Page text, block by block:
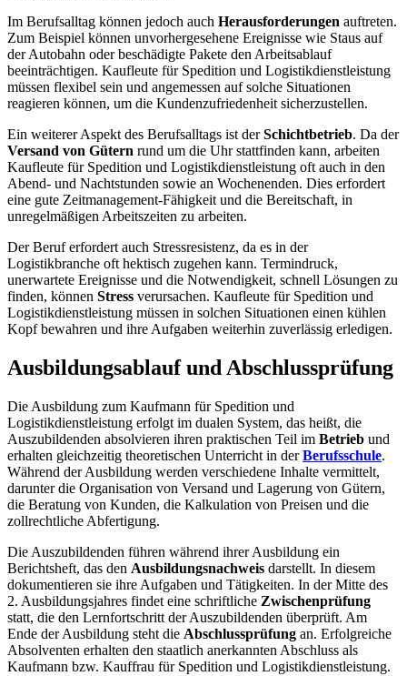
Im Berufsalltag können jedoch auch Herausforderungen auftreten.
Zum Beispiel können unvorhergesehene Ereignisse wie Staus auf
der Autobahn oder beschädigte Pakete den Arbeitsablauf
beeinträchtigen. Kaufleute für Spedition und Logistikdienstleistung
müssen flexibel sein und angemessen auf solche Situationen
reagieren können, um die Kundenzufriedenheit sicherzustellen.
Ein weiterer Aspekt des Berufsalltags ist derSchichtbetrieb. Da der
Versand von Gütern rund um die Uhr stattfinden kann, arbeiten
Kaufleute für Spedition und Logistikdienstleistung oft auch in den
Abend- und Nachtstunden sowie an Wochenenden. Dies erfordert
eine gute Zeitmanagement-Fähigkeit und die Bereitschaft, in
unregelmäßigen Arbeitszeiten zu arbeiten.
Der Beruf erfordert auch Stressresistenz, da es in der
Logistikbranche oft hektisch zugehen kann. Termindruck,
unerwartete Ereignisse und die Notwendigkeit, schnell Lösungen zu
finden, können Stress verursachen. Kaufleute für Spedition und
Logistikdienstleistung müssen in solchen Situationen einen kühlen
Kopf bewahren und ihre Aufgaben weiterhin zuverlässig erledigen.
Ausbildungsablauf und Abschlussprüfung
Die Ausbildung zum Kaufmann für Spedition und
Logistikdienstleistung erfolgt im dualen System, das heißt, die
Auszubildenden absolvieren ihren praktischen Teil im Betrieb und
erhalten gleichzeitig theoretischen Unterricht in derBerufsschule.
Während der Ausbildung werden verschiedene Inhalte vermittelt,
darunter die Organisation von Versand und Lagerung von Gütern,
die Beratung von Kunden, die Kalkulation von Preisen und die
zollrechtliche Abfertigung.
Die Auszubildenden führen während ihrer Ausbildung ein
Berichtsheft, das den Ausbildungsnachweis darstellt. In diesem
dokumentieren sie ihre Aufgaben und Tätigkeiten. In der Mitte des
2. Ausbildungsjahres findet eine schriftliche Zwischenprüfung
statt, die den Lernfortschritt der Auszubildenden überprüft. Am
Ende der Ausbildung steht die Abschlussprüfung an. Erfolgreiche
Absolventen erhalten den staatlich anerkannten Abschluss als
Kaufmann bzw. Kauffrau für Spedition und Logistikdienstleistung.